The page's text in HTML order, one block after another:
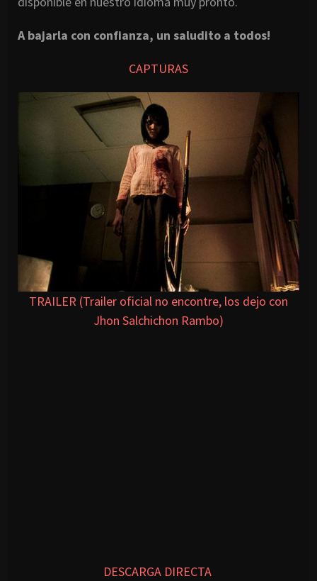
A bajarla con confianza, un saludito a todos!
CAPTURAS
TRAILER (Trailer oficial no encontre, los dejo con
Jhon Salchichon Rambo)
DESCARGA DIRECTA